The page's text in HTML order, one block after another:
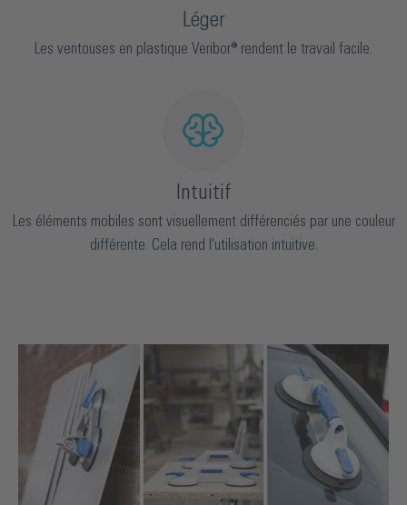
Léger
Les ventouses en plastique Veribor® rendent le travail facile.
Intuitif
Les éléments mobiles sont visuellement différenciés par une couleur
différente. Cela rend l'utilisation intuitive.